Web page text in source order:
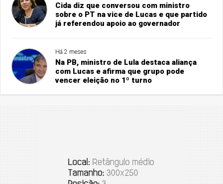
Cida diz que conversou com ministro
sobre o PT na vice de Lucas e que partido
já referendou apoio ao governador
Há 2 meses
Na PB, ministro de Lula destaca aliança
com Lucas e afirma que grupo pode
vencer eleição no 1º turno